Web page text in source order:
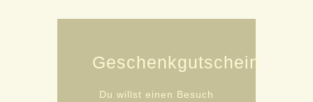
Geschenkgutschein
Du willst einen Besuch